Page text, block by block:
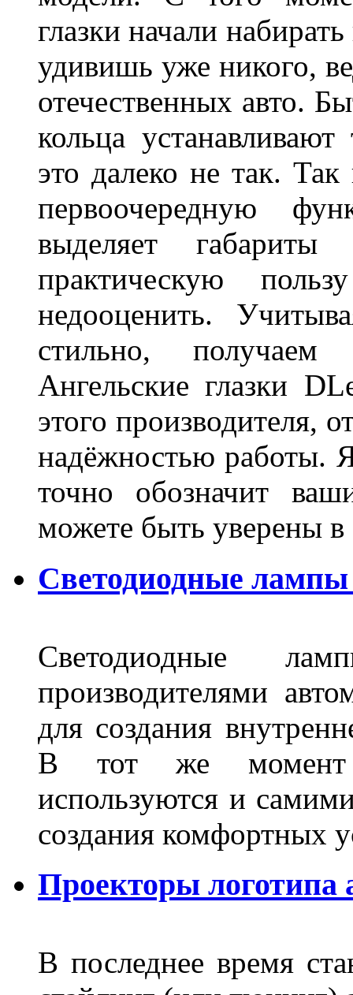
глазки начали
удивишь уже никого,
отечественных авто.
кольца
это далеко не так. Так
первоочередную
выделяет
практическую
недооценить.
стильно,
Ангельские глазки
этого производителя,
надёжностью работы.
точно обозначит
можете быть уверены
Светодиодные
Светодиодные
производителями
для создания
В тот же момент
используются и
создания комфортных
Проекторы логотипа
В последнее время